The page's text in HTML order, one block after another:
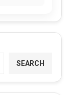
SEARCH